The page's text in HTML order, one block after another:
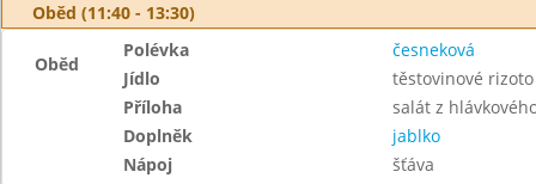
Oběd (11:40 - 13:30)
Oběd
Polévka
česneková
Jídlo
těstovinové
Příloha
salát z
Doplněk
jablko
Nápoj
šťáva